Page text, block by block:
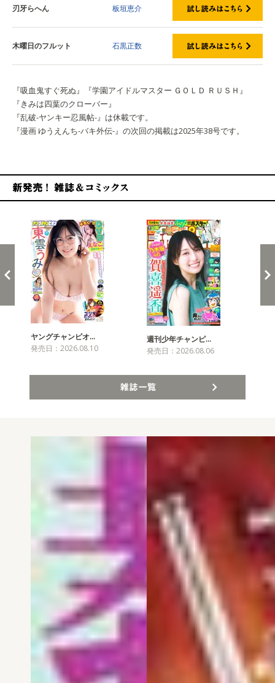
刃牙らへん 板垣恵介
木曜日のフルット 石黒正数
『吸血鬼すぐ死ぬ』『学園アイドルマスター ＧＯＬＤ ＲＵＳＨ』
『きみは四葉のクローバー』
『乱破-ヤンキー忍風帖-』は休載です。
『漫画 ゆうえんち-バキ外伝-』の次回の掲載は2025年38号です。
ヤングチャンピオ…
発売日：2026.08.10
週刊少年チャンピ…
発売日：2026.08.06